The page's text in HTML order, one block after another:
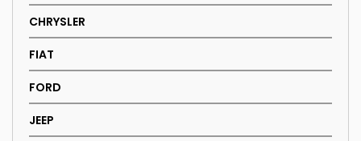
CHRYSLER
FIAT
FORD
JEEP